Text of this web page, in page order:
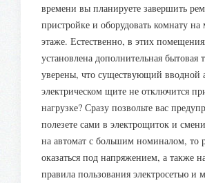
времени вы планируете завершить
пристройке и оборудовать комнату
этаже. Естественно, в этих
установлена дополнительная бытовая
уверены, что существующий вводной
электрическом щите не отключится
нагрузке? Сразу позвольте вас
полезете сами в электрощиток и
на автомат с большим номиналом, то
оказаться под напряжением, а также
правила пользования электросетью и